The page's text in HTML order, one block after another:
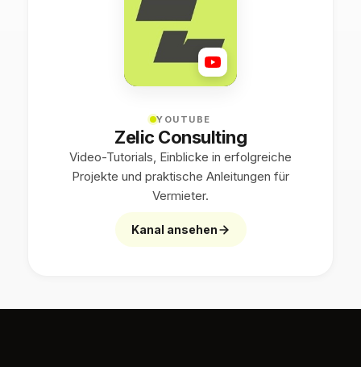
YOUTUBE
Zelic Consulting
Video-Tutorials, Einblicke in erfolgreiche
Projekte und praktische Anleitungen für
Vermieter.
Kanal ansehen